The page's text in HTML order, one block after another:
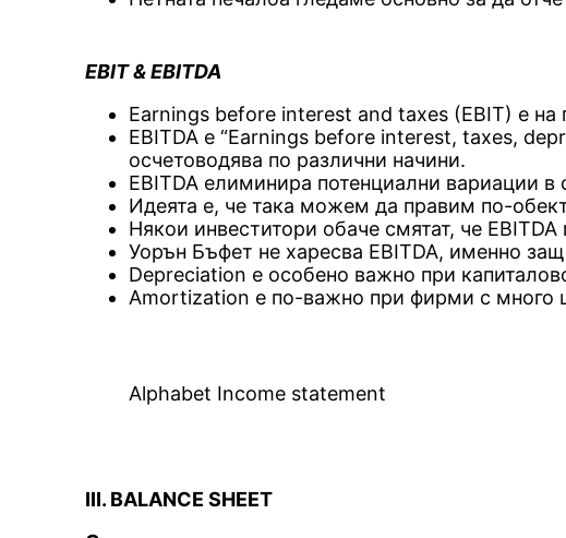
EBIT & EBITDA
Earnings before interest and taxes (EBIT) е на
EBITDA е “Earnings before interest, taxes,
осчетоводява по различни начини.
EBITDA елиминира потенциални вариации
Идеята е, че така можем да правим по-
Някои инвеститори обаче смятат, че
Уорън Бъфет не харесва EBITDA, именно
Depreciation е особено важно при
Amortization е по-важно при фирми с много
Alphabet Income statement
III. BALANCE SHEET